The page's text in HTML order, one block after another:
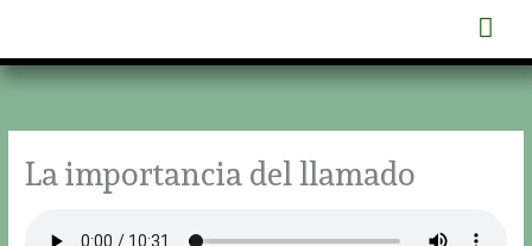
contenido
La importancia del llamado